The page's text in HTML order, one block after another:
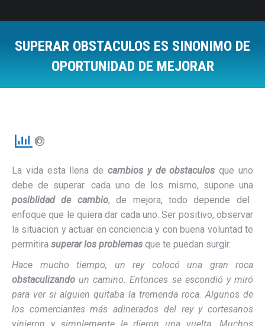
SUPERAR OBSTACULOS ES SINONIMO DE
OPORTUNIDAD DE MEJORAR
La vida esta llena de cambios y de obstaculos que uno
debe de superar. cada uno de los mismo, supone una
posiblidad de cambio, de mejora, todo depende del
enfoque que le quiera dar cada uno. Ser positivo, observar
la situacion y actuar en conciencia y con buena voluntad te
permitira superar los problemas que te puedan surgir.
Hace mucho tiempo, un rey colocó una gran roca
obstaculizandoun camino. Entonces se escondió y miró
para ver si alguien quitaba la tremenda roca. Algunos de
los comerciantes más adinerados del rey y cortesanos